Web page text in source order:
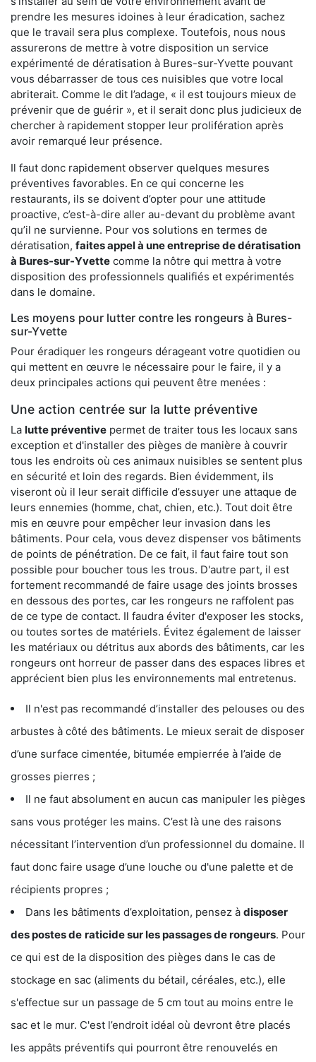
prendre les mesures idoines à leur éradication, sachez
que le travail sera plus complexe. Toutefois, nous nous
assurerons de mettre à votre disposition un service
expérimenté de dératisation à Bures-sur-Yvette pouvant
vous débarrasser de tous ces nuisibles que votre local
abriterait. Comme le dit l’adage, « il est toujours mieux de
prévenir que de guérir », et il serait donc plus judicieux de
chercher à rapidement stopper leur prolifération après
avoir remarqué leur présence.
Il faut donc rapidement observer quelques mesures
préventives favorables. En ce qui concerne les
restaurants, ils se doivent d’opter pour une attitude
proactive, c’est-à-dire aller au-devant du problème avant
qu’il ne survienne. Pour vos solutions en termes de
dératisation, faites appel à une entreprise de dératisation
à Bures-sur-Yvette comme la nôtre qui mettra à votre
disposition des professionnels qualifiés et expérimentés
dans le domaine.
Les moyens pour lutter contre les rongeurs à Bures-
sur-Yvette
Pour éradiquer les rongeurs dérageant votre quotidien ou
qui mettent en œuvre le nécessaire pour le faire, il y a
deux principales actions qui peuvent être menées :
Une action centrée sur la lutte préventive
La lutte préventive permet de traiter tous les locaux sans
exception et d'installer des pièges de manière à couvrir
tous les endroits où ces animaux nuisibles se sentent plus
en sécurité et loin des regards. Bien évidemment, ils
viseront où il leur serait difficile d’essuyer une attaque de
leurs ennemies (homme, chat, chien, etc.). Tout doit être
mis en œuvre pour empêcher leur invasion dans les
bâtiments. Pour cela, vous devez dispenser vos bâtiments
de points de pénétration. De ce fait, il faut faire tout son
possible pour boucher tous les trous. D'autre part, il est
fortement recommandé de faire usage des joints brosses
en dessous des portes, car les rongeurs ne raffolent pas
de ce type de contact. Il faudra éviter d'exposer les stocks,
ou toutes sortes de matériels. Évitez également de laisser
les matériaux ou détritus aux abords des bâtiments, car les
rongeurs ont horreur de passer dans des espaces libres et
apprécient bien plus les environnements mal entretenus.
Il n'est pas recommandé d’installer des pelouses ou des
arbustes à côté des bâtiments. Le mieux serait de disposer
d’une surface cimentée, bitumée empierrée à l’aide de
grosses pierres ;
Il ne faut absolument en aucun cas manipuler les pièges
sans vous protéger les mains. C’est là une des raisons
nécessitant l’intervention d’un professionnel du domaine. Il
faut donc faire usage d’une louche ou d'une palette et de
récipients propres ;
Dans les bâtiments d’exploitation, pensez à disposer
des postes de raticide sur les passages de rongeurs. Pour
ce qui est de la disposition des pièges dans le cas de
stockage en sac (aliments du bétail, céréales, etc.), elle
s'effectue sur un passage de 5 cm tout au moins entre le
sac et le mur. C'est l’endroit idéal où devront être placés
les appâts préventifs qui pourront être renouvelés en